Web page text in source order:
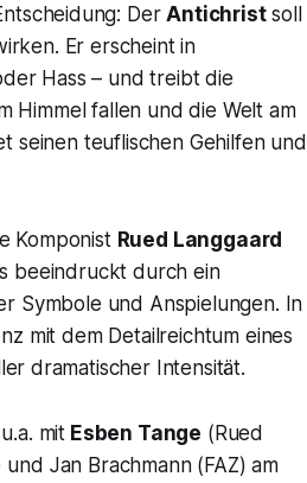
DerAntichrist soll
Er erscheint in
Hass – und treibt die
Himmel fallen und die Welt am
seinen teuflischen Gehilfen und
Komponist Rued Langgaard
beeindruckt durch ein
Symbole und Anspielungen. In
mit dem Detailreichtum eines
dramatischer Intensität.
mit Esben Tange (Rued
Jan Brachmann (FAZ) am